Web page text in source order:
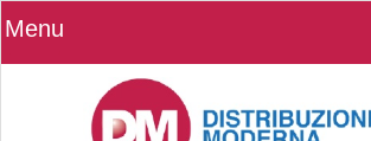
Menu